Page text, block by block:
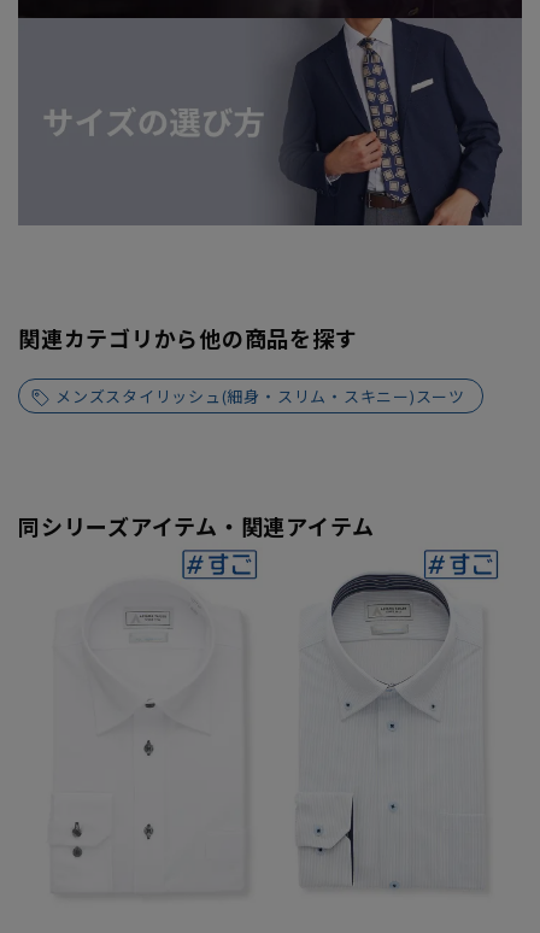
関連カテゴリから他の商品を探す
メンズスタイリッシュ(細身・スリム・スキニー)スーツ
同シリーズアイテム・関連アイテム